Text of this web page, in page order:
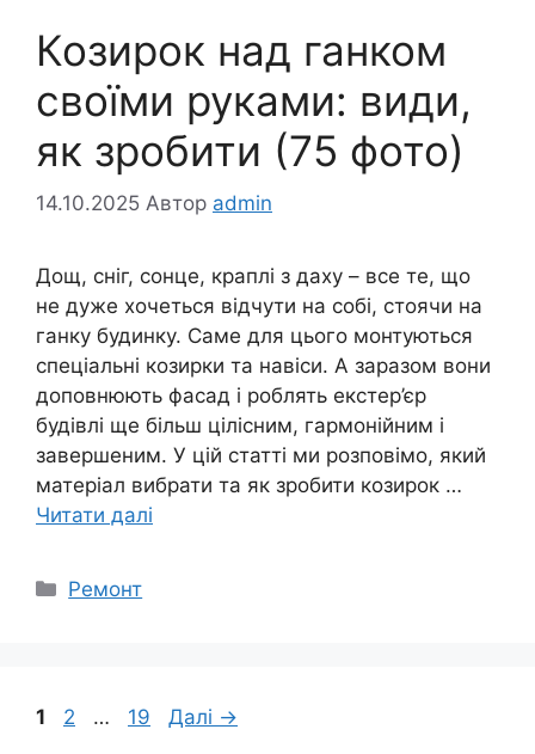
Козирок над ганком
своїми руками: види,
як зробити (75 фото)
14.10.2025 Автор admin
Дощ, сніг, сонце, краплі з даху – все те, що
не дуже хочеться відчути на собі, стоячи на
ганку будинку. Саме для цього монтуються
спеціальні козирки та навіси. А заразом вони
доповнюють фасад і роблять екстер’єр
будівлі ще більш цілісним, гармонійним і
завершеним. У цій статті ми розповімо, який
матеріал вибрати та як зробити козирок …
Читати далі
Категорії
Ремонт
Сторінка
1 Сторінка
2 … Сторінка
19 Далі →